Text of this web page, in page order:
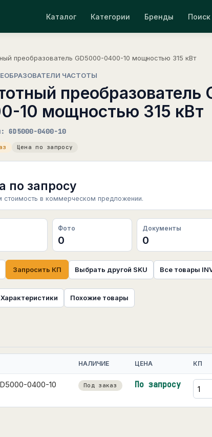
Каталог Категории Бренды Поиск
преобразователь GD5000-0400-10 мощностью 315 кВт
ЧАСТОТЫ
преобразователь
10 мощностью 315 кВт
GD5000-0400-10
Цена по запросу
по запросу
стоимость в коммерческом предложении.
Фото
0
Документы
0
Запросить КП Выбрать другой SKU Все товары
Характеристики Похожие товары
НАЛИЧИЕ ЦЕНА КП
0400-10
Под заказ По запросу